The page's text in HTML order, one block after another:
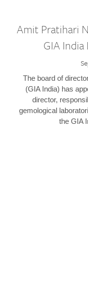
Amit Pratihari
GIA
The board of
(GIA India) has
director,
gemological
the GIA